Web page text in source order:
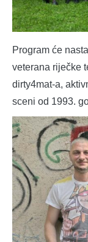
Program će
veterana riječke
dirty4mat-a,
sceni od 1993.